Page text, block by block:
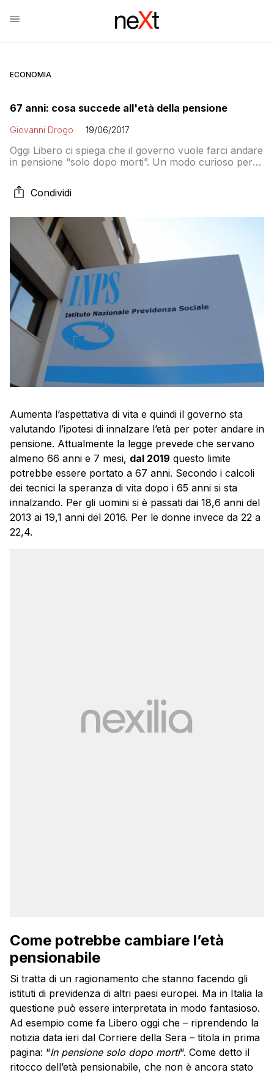
ECONOMIA
67 anni: cosa succede all'età della pensione
Giovanni Drogo 19/06/2017
Oggi Libero ci spiega che il governo vuole farci andare
in pensione “solo dopo morti”. Un modo curioso per
66 anni e sette mesi a 67 anni.
Condividi
Aumenta l’aspettativa di vita e quindi il governo sta
valutando l’ipotesi di innalzare l’età per poter andare in
pensione. Attualmente la legge prevede che servano
almeno 66 anni e 7 mesi, dal 2019 questo limite
potrebbe essere portato a 67 anni. Secondo i calcoli
dei tecnici la speranza di vita dopo i 65 anni si sta
innalzando. Per gli uomini si è passati dai 18,6 anni del
2013 ai 19,1 anni del 2016. Per le donne invece da 22 a
22,4.
Come potrebbe cambiare l’età
pensionabile
Si tratta di un ragionamento che stanno facendo gli
istituti di previdenza di altri paesi europei. Ma in Italia la
questione può essere interpretata in modo fantasioso.
Ad esempio come fa Libero oggi che – riprendendo la
notizia data ieri dal Corriere della Sera – titola in prima
pagina: “In pensione solo dopo morti“. Come detto il
ritocco dell’età pensionabile, che non è ancora stato